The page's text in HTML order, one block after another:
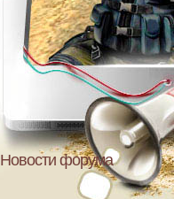
Новости форума